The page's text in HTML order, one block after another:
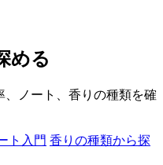
める
、ノート、香りの種類を確
ト入門 香りの種類から探